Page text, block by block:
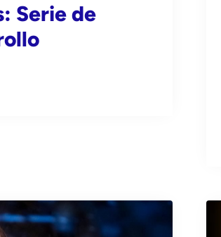
Serie de